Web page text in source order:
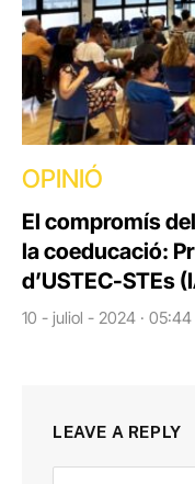
OPINIÓ
El compromís
la coeducació:
d’USTEC-STEs
10 - juliol - 2024 · 05:44
LEAVE A REPLY